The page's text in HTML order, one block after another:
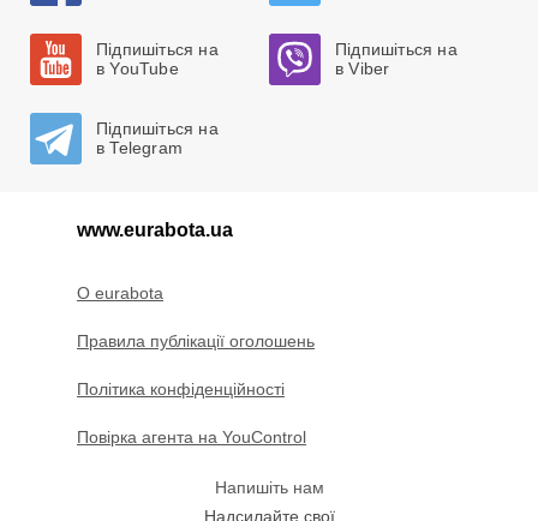
Підпишіться на
в YouTube
Підпишіться на
в Viber
Підпишіться на
в Telegram
www.eurabota.ua
O eurabota
Правила публікації оголошень
Політика конфіденційності
Повірка агента на YouControl
Напишіть нам
Надсилайте свої